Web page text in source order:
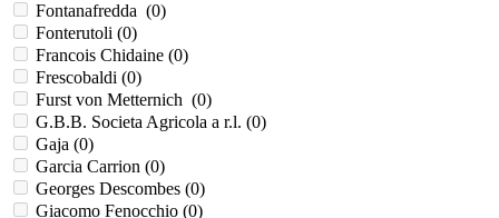
Fontanafredda (0)
Fonterutoli (0)
Francois Chidaine (0)
Frescobaldi (0)
Furst von Metternich (0)
G.B.B. Societa Agricola a r.l. (0)
Gaja (0)
Garcia Carrion (0)
Georges Descombes (0)
Giacomo Fenocchio (0)